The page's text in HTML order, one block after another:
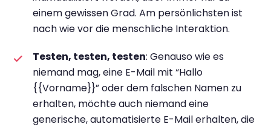
einem gewissen Grad. Am persönlichsten ist
nach wie vor die menschliche Interaktion.
Testen, testen, testen: Genauso wie es
niemand mag, eine E-Mail mit “Hallo
{{Vorname}}” oder dem falschen Namen zu
erhalten, möchte auch niemand eine
generische, automatisierte E-Mail erhalten, die